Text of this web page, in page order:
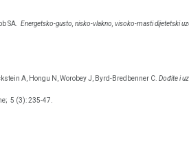
SA. Energetsko-gusto, nisko-vlakno, visoko-masti dijetetski
A, Hongu N, Worobey J, Byrd-Bredbenner C. Dođite i
5 (3): 235-47.